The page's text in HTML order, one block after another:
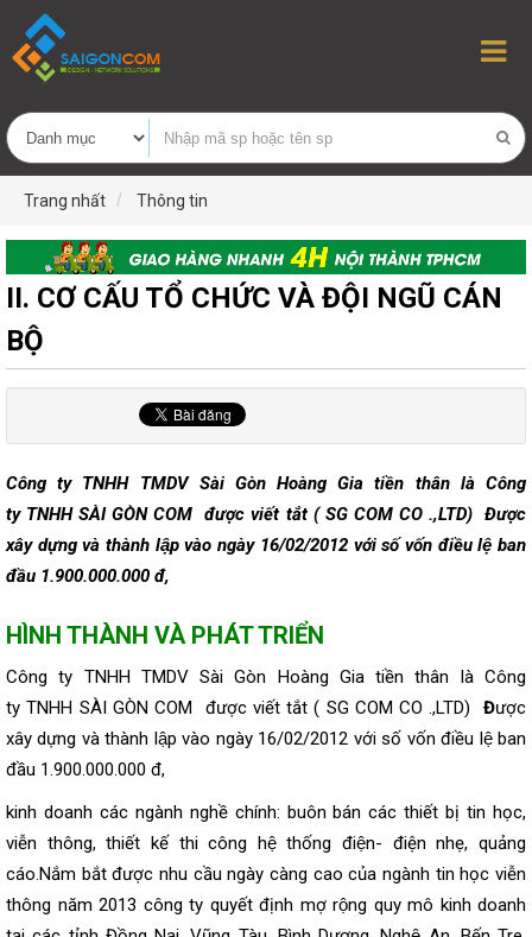
Trang nhất Thông tin
II. CƠ CẤU TỔ CHỨC VÀ ĐỘI NGŨ CÁN
BỘ
Công ty TNHH TMDV Sài Gòn Hoàng Gia tiền thân là Công
ty TNHH SÀI GÒN COM được viết tắt ( SG COM CO .,LTD) Được
xây dựng và thành lập vào ngày 16/02/2012 với số vốn điều lệ ban
đầu 1.900.000.000 đ,
HÌNH THÀNH VÀ PHÁT TRIỂN
Công ty TNHH TMDV Sài Gòn Hoàng Gia tiền thân là Công
ty TNHH SÀI GÒN COM được viết tắt ( SG COM CO .,LTD) Được
xây dựng và thành lập vào ngày 16/02/2012 với số vốn điều lệ ban
đầu 1.900.000.000 đ,
kinh doanh các ngành nghề chính: buôn bán các thiết bị tin học,
viễn thông, thiết kế thi công hệ thống điện- điện nhẹ, quảng
cáo.Nắm bắt được nhu cầu ngày càng cao của ngành tin học viễn
thông năm 2013 công ty quyết định mợ rộng quy mô kinh doanh